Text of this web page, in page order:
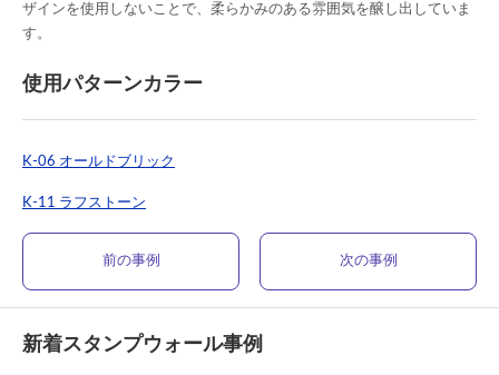
ザインを使用しないことで、柔らかみのある雰囲気を醸し出していま
す。
使用パターンカラー
K-06 オールドブリック
K-11 ラフストーン
前の事例 次の事例
新着スタンプウォール事例